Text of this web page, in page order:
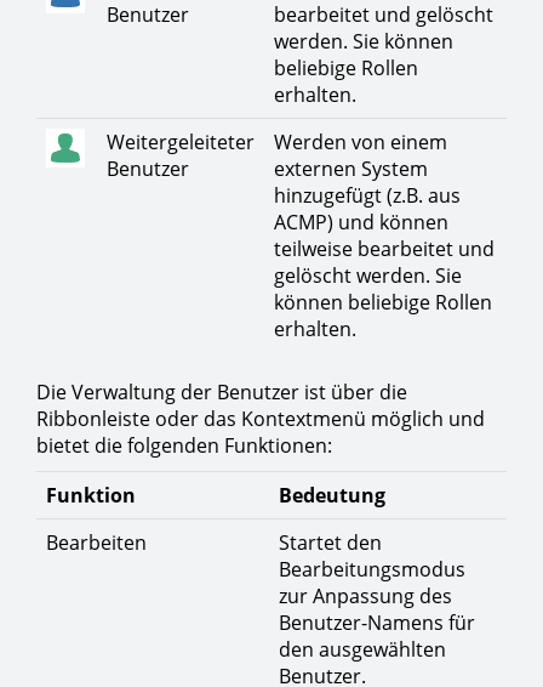
Benutzer
bearbeitet und gelöscht
werden. Sie können
beliebige Rollen
erhalten.
Weitergeleiteter
Benutzer
Werden von einem
externen System
hinzugefügt (z.B. aus
ACMP) und können
teilweise bearbeitet und
gelöscht werden. Sie
können beliebige Rollen
erhalten.
Die Verwaltung der Benutzer ist über die
Ribbonleiste oder das Kontextmenü möglich und
bietet die folgenden Funktionen:
Funktion
Bedeutung
Bearbeiten
Startet den
Bearbeitungsmodus
zur Anpassung des
Benutzer-Namens für
den ausgewählten
Benutzer.